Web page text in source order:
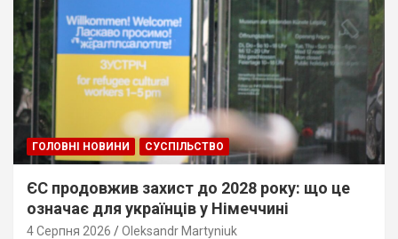
ГОЛОВНІ НОВИНИ СУСПІЛЬСТВО
ЄС продовжив захист до 2028 року: що це
означає для українців у Німеччині
4 Серпня 2026 Oleksandr Martyniuk